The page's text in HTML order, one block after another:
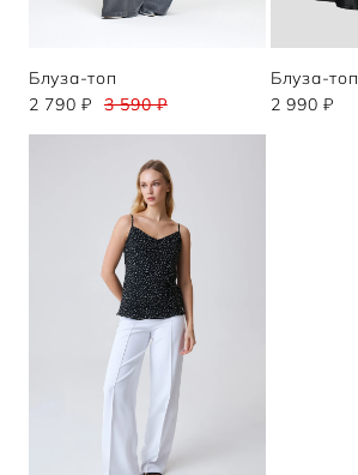
Блуза-топ
2 790 ₽
3 590 ₽
Блуза-топ
2 990 ₽